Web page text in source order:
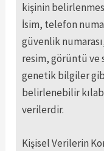
kişinin
İsim, telefon
güvenlik
resim, görüntü ve
genetik bilgiler
belirlenebilir
verilerdir.
Kişisel Verilerin